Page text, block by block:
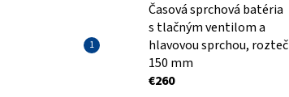
Časová sprchová batéria
s tlačným ventilom a
hlavovou sprchou, rozteč
150 mm
€260